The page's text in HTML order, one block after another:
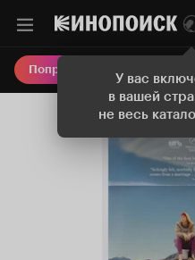
У вас
в вашей
не весь
Попробовать Плюс